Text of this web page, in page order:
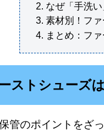
なぜ「手洗
素材別！フ
まとめ：フ
ストシューズ
管のポイントをざっ